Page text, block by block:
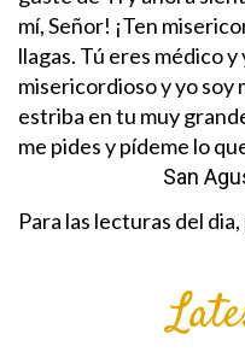
mí, Señor! ¡Ten
llagas. Tú eres médico
misericordioso y yo soy
estriba en tu muy
me pides y pídeme lo
San
Para las lecturas del